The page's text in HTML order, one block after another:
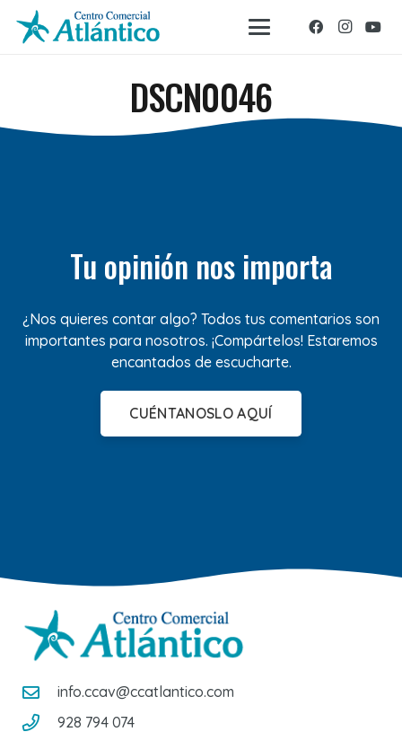
DSCN0046
Tu opinión nos importa
¿Nos quieres contar algo? Todos tus comentarios son
importantes para nosotros. ¡Compártelos! Estaremos
encantados de escucharte.
CUÉNTANOSLO AQUÍ
info.ccav@ccatlantico.com
928 794 074